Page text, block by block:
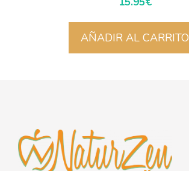
AÑADIR AL CARRITO